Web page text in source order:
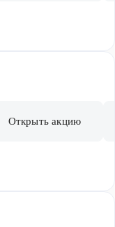
Открыть акцию